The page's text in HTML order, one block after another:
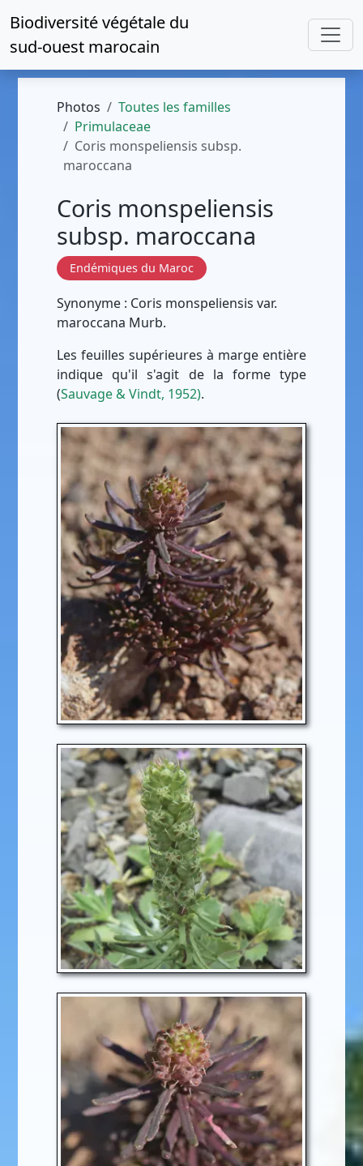
Biodiversité végétale du
sud-ouest marocain
Photos
Toutes les familles
Primulaceae
Coris monspeliensis subsp.
maroccana
Coris monspeliensis
subsp. maroccana
Endémiques du Maroc
Synonyme : Coris monspeliensis var.
maroccana Murb.
Les feuilles supérieures à marge entière
indique qu'il s'agit de la forme type
(Sauvage & Vindt, 1952).